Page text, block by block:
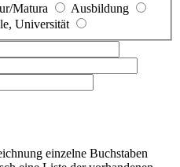
Matura
Ausbildung
Universität
einzelne Buchstaben